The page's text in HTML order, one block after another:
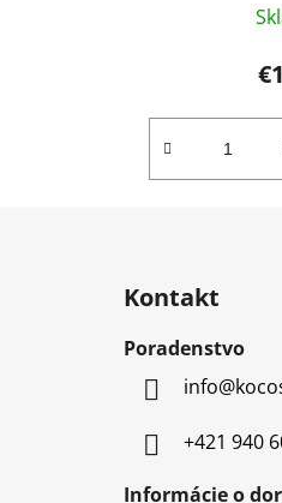
Kontakt
Poradenstvo
info@
+421 940
Informácie o